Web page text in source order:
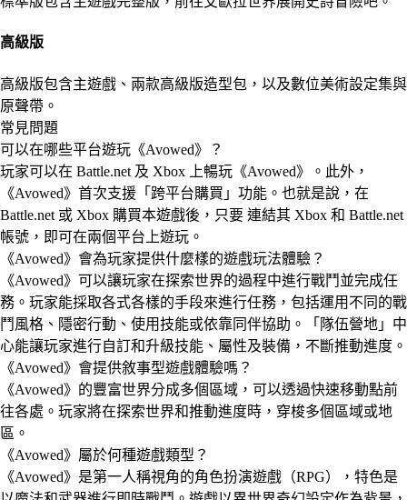
高級版
高級版包含主遊戲、兩款高級版造型包，以及數位美術設定集與
原聲帶。
常見問題
可以在哪些平台遊玩《Avowed》？
玩家可以在 Battle.net 及 Xbox 上暢玩《Avowed》。此外，
《Avowed》首次支援「跨平台購買」功能。也就是說，在
Battle.net 或 Xbox 購買本遊戲後，只要 連結其 Xbox 和 Battle.net
帳號 ，即可在兩個平台上遊玩。
《Avowed》會為玩家提供什麼樣的遊戲玩法體驗？
《Avowed》可以讓玩家在探索世界的過程中進行戰鬥並完成任
務。玩家能採取各式各樣的手段來進行任務，包括運用不同的戰
鬥風格、隱密行動、使用技能或依靠同伴協助。「隊伍營地」中
心能讓玩家進行自訂和升級技能、屬性及裝備，不斷推動進度。
《Avowed》會提供敘事型遊戲體驗嗎？
《Avowed》的豐富世界分成多個區域，可以透過快速移動點前
往各處。玩家將在探索世界和推動進度時，穿梭多個區域或地
區。
《Avowed》屬於何種遊戲類型？
《Avowed》是第一人稱視角的角色扮演遊戲（RPG），特色是